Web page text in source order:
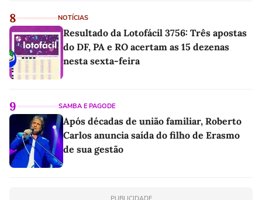
8 NOTÍCIAS
Resultado da Lotofácil 3756: Três apostas
do DF, PA e RO acertam as 15 dezenas
nesta sexta-feira
9 SAMBA E PAGODE
Após décadas de união familiar, Roberto
Carlos anuncia saída do filho de Erasmo
de sua gestão